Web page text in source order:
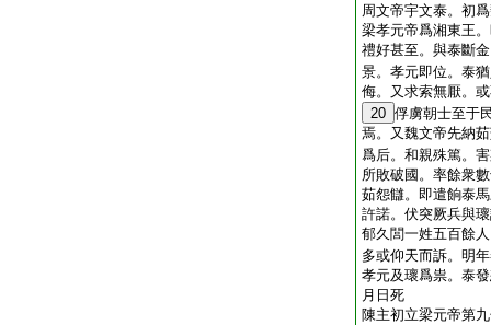
周文帝宇文泰。初
梁孝元帝爲湘東王
禮好甚至。與泰斷
景。孝元即位。泰
侮。又求索無厭。
20 俘虜朝士至于
焉。又魏文帝先納
爲后。和親殊篤。
所敗破國。率餘衆
茹怨讎。即遣餉泰
許諾。伏突厥兵與
郁久閭一姓五百餘
多或仰天而訴。明
孝元及瓌爲祟。泰
月日死
陳主初立梁元帝第